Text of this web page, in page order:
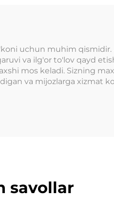
uchun muhim qismidir.
va ilg'or to'lov qayd
mos keladi. Sizning
va mijozlarga xizmat
savollar